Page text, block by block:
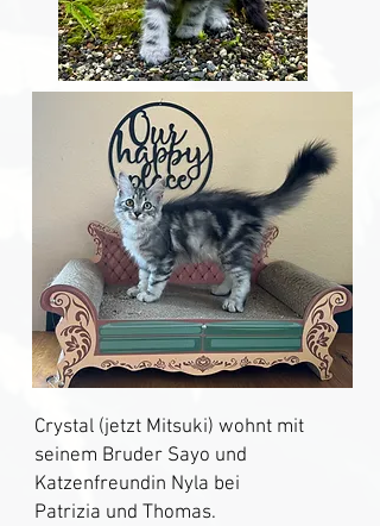
Crystal (jetzt Mitsuki) wohnt mit
seinem Bruder Sayo und
Katzenfreundin Nyla bei
Patrizia und Thomas.